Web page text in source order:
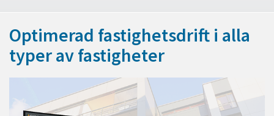
MENY
Optimerad fastighetsdrift i alla
typer av fastigheter